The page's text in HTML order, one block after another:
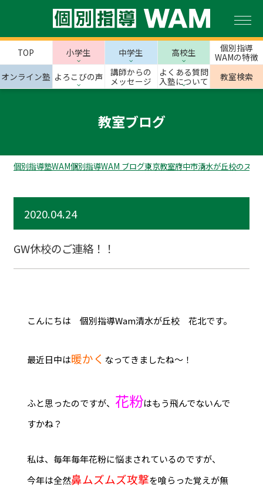
TOP 小学生 中学生 高校生
個別指導
WAMの特徴
オンライン塾 よろこびの声
講師からの
メッセージ
よくある質問
入塾について
教室検索
教室ブログ
個別指導塾WAM個別指導WAM ブログ東京教室府中市清水が丘校のスタ
2020.04.24
GW休校のご連絡！！
こんにちは 個別指導Wam清水が丘校 花北です。
最近日中は暖かく なってきましたね～！
ふと思ったのですが、 花粉はもう飛んでないんで
すかね？
私は、毎年毎年花粉に悩まされているのですが、
今年は全然鼻ムズムズ攻撃を喰らった覚えが無